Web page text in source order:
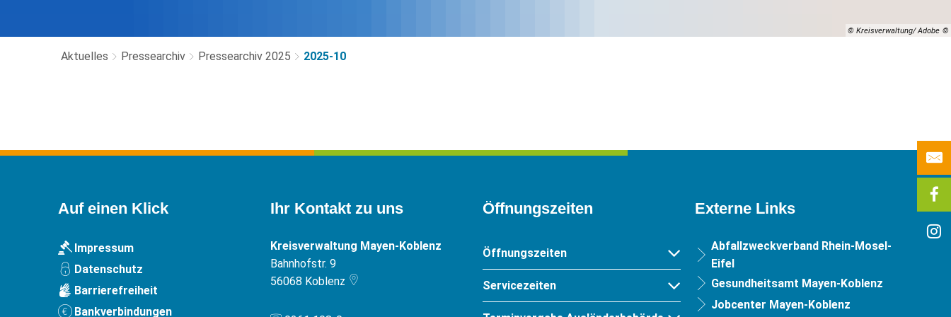
© Kreisverwaltung/ Adobe
Aktuelles Pressearchiv Pressearchiv 2025 2025-10
10
Auf einen Klick
Impressum
Datenschutz
Barrierefreiheit
Bankverbindungen
Ihr Kontakt zu uns
Kreisverwaltung Mayen-Koblenz
Bahnhofstr. 9
56068 Koblenz
Öffnungszeiten
Öffnungszeiten
Servicezeiten
Externe Links
Abfallzweckverband Rhein-Mosel-
Eifel
Gesundheitsamt Mayen-Koblenz
Jobcenter Mayen-Koblenz